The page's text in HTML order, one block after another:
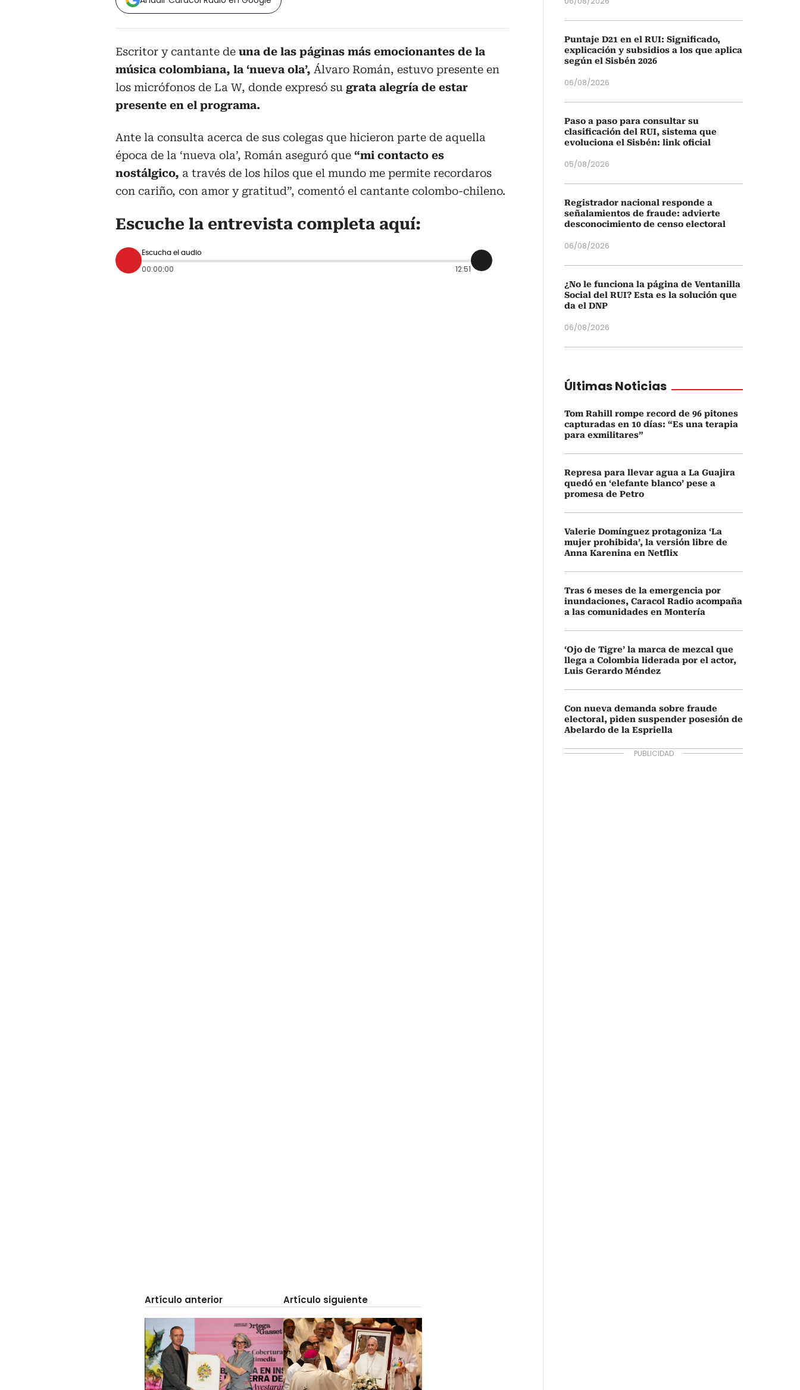
Escritor y cantante de una de las páginas más emocionantes de la
música colombiana, la ‘nueva ola’, Álvaro Román, estuvo presente en
los micrófonos de La W, donde expresó su grata alegría de estar
presente en el programa.
Ante la consulta acerca de sus colegas que hicieron parte de aquella
época de la ‘nueva ola’, Román aseguró que “mi contacto es
nostálgico, a través de los hilos que el mundo me permite recordaros
con cariño, con amor y gratitud”, comentó el cantante colombo-chileno.
Escuche la entrevista completa aquí:
Escucha el audio
00:00:00 12:51
Artículo anterior Artículo siguiente
Puntaje D21 en el RUI: Significado,
explicación y subsidios a los que aplica
según el Sisbén 2026
06/08/2026
Paso a paso para consultar su
clasificación del RUI, sistema que
evoluciona el Sisbén: link oficial
05/08/2026
Registrador nacional responde a
señalamientos de fraude: advierte
desconocimiento de censo electoral
06/08/2026
¿No le funciona la página de Ventanilla
Social del RUI? Esta es la solución que
da el DNP
06/08/2026
Últimas Noticias
Tom Rahill rompe record de 96 pitones
capturadas en 10 días: “Es una terapia
para exmilitares”
Represa para llevar agua a La Guajira
quedó en ‘elefante blanco’ pese a
promesa de Petro
Valerie Domínguez protagoniza ‘La
mujer prohibida’, la versión libre de
Anna Karenina en Netflix
Tras 6 meses de la emergencia por
inundaciones, Caracol Radio acompaña
a las comunidades en Montería
‘Ojo de Tigre’ la marca de mezcal que
llega a Colombia liderada por el actor,
Luis Gerardo Méndez
Con nueva demanda sobre fraude
electoral, piden suspender posesión de
Abelardo de la Espriella